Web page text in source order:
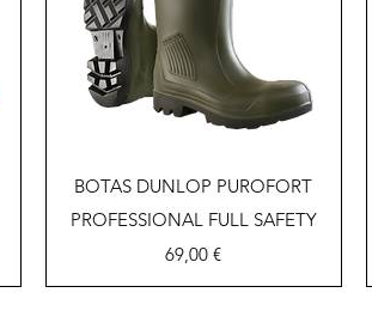
Vista rápida
BOTAS DUNLOP PUROFORT
PROFESSIONAL FULL SAFETY
Precio
69,00 €